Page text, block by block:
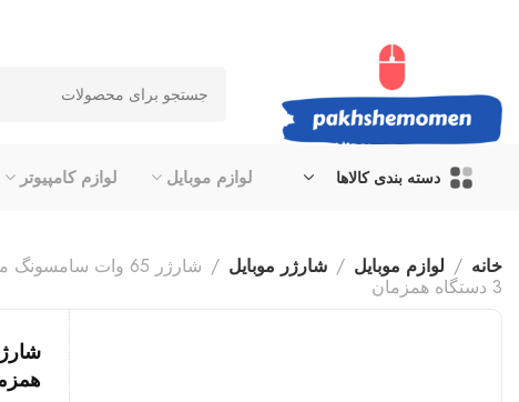
دسته بندی کالاها لوازم موبایل لوازم کامپیوتر
خانه لوازم موبایل شارژر موبایل
3 دستگاه همزمان